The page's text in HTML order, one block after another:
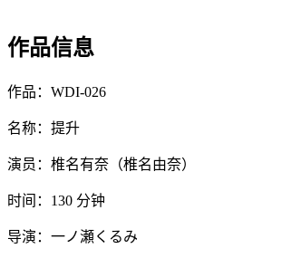
作品信息
作品：WDI-026
名称：提升
演员：椎名有奈（椎名由奈）
时间：130 分钟
导演：一ノ瀬くるみ